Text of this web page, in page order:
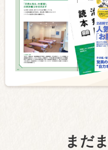
まだ